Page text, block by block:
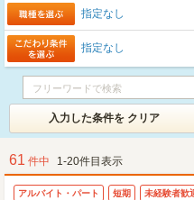
指定なし
指定なし
入力した条件を クリア
61 件中 1-20件目表示
アルバイト・パート 短期 未経験者歓